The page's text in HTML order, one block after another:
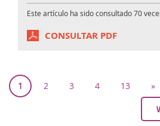
Este artículo ha sido consultado70
CONSULTAR PDF
1 2 3 4 13 »